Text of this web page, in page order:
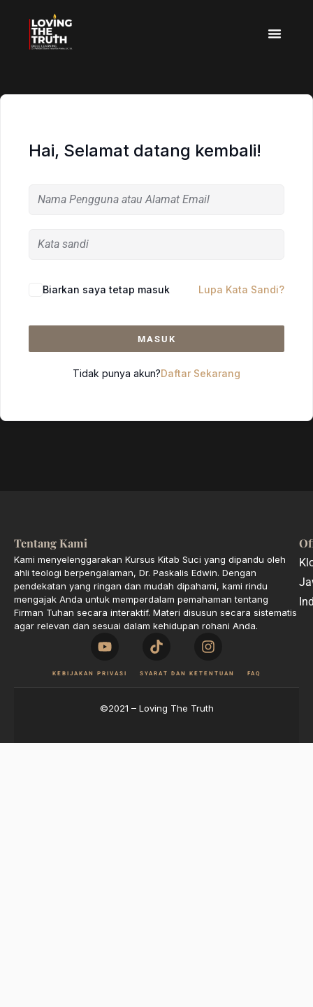
Hai, Selamat datang kembali!
Biarkan saya tetap masuk Lupa Kata Sandi?
MASUK
Tidak punya akun?Daftar Sekarang
Tentang Kami
Kami menyelenggarakan Kursus Kitab Suci yang dipandu oleh
ahli teologi berpengalaman, Dr. Paskalis Edwin. Dengan
pendekatan yang ringan dan mudah dipahami, kami rindu
mengajak Anda untuk memperdalam pemahaman tentang
Firman Tuhan secara interaktif. Materi disusun secara sistematis
agar relevan dan sesuai dalam kehidupan rohani Anda.
KEBIJAKAN PRIVASI SYARAT DAN KETENTUAN FAQ
©2021 – Loving The Truth